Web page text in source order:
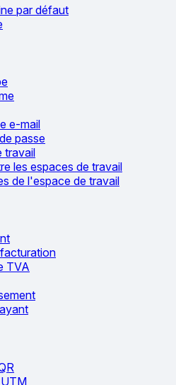
par défaut
e-mail
passe
travail
les espaces de travail
de l'espace de travail
TVA